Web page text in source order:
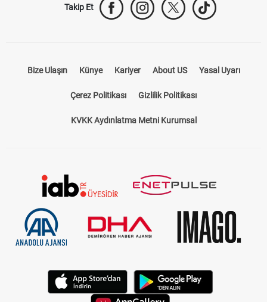
Takip Et
Bize Ulaşın Künye Kariyer About US Yasal Uyarı
Çerez Politikası Gizlilik Politikası
KVKK Aydınlatma Metni Kurumsal